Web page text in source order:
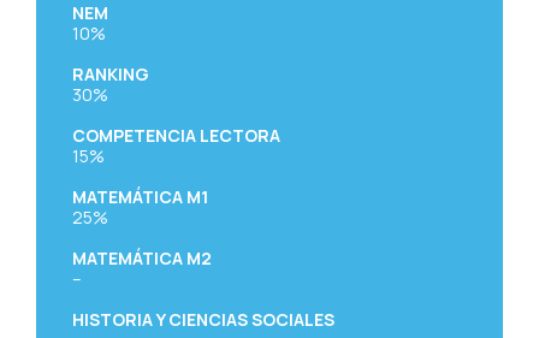
NEM
10%
RANKING
30%
COMPETENCIA LECTORA
15%
MATEMÁTICA M1
25%
MATEMÁTICA M2
–
HISTORIA Y CIENCIAS SOCIALES